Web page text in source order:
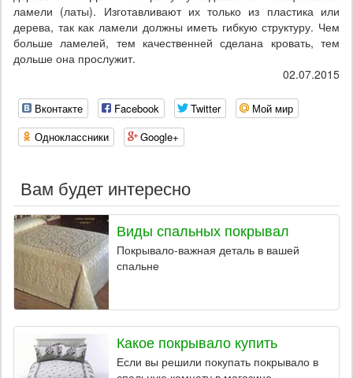
ламели (латы). Изготавливают их только из пластика или
дерева, так как ламели должны иметь гибкую структуру. Чем
больше ламелей, тем качественней сделана кровать, тем
дольше она прослужит.
02.07.2015
Вконтакте Facebook Twitter
Мой мир
Одноклассники
Google+
Вам будет интересно
Виды спальных покрывал
Покрывало-важная деталь в вашей
спальне
Какое покрывало купить
Если вы решили покупать покрывало в